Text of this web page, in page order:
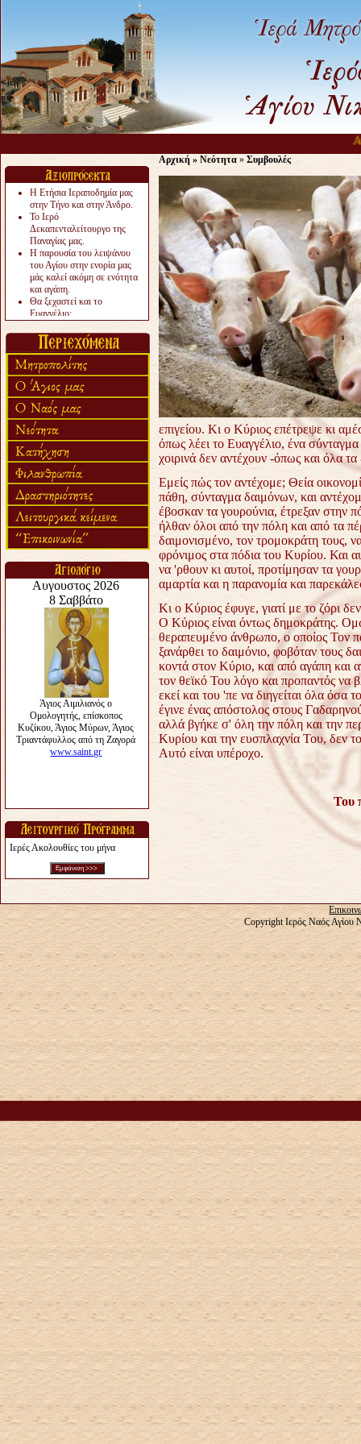
Η Ετήσια Ιεραποδημία μας
στην Τήνο και στην Άνδρο.
Το Ιερό
Δεκαπενταλείτουργο της
Παναγίας μας.
Η παρουσία του λειψάνου
του Αγίου στην ενορία μας
μάς καλεί ακόμη σε ενότητα
και αγάπη.
Θα ξεχαστεί και το
Ευαγγέλιο;
«πολύ αργά».
Ζητείται....
Ιερές Ακολουθίες του μήνα
Αρχική » Νεότητα » Συμβουλές
επιγείου. Κι ο Κύριος επέτρεψε κι
όπως λέει το Ευαγγέλιο, ένα
χοιρινά δεν αντέχουν -όπως και όλα
Εμείς πώς τον αντέχομε; Θεία
πάθη, σύνταγμα δαιμόνων, και
έβοσκαν τα γουρούνια, έτρεξαν στην
ήλθαν όλοι από την πόλη και από τα
δαιμονισμένο, τον τρομοκράτη τους,
φρόνιμος στα πόδια του Κυρίου. Και
να 'ρθουν κι αυτοί, προτίμησαν τα
αμαρτία και η παρανομία και
Κι ο Κύριος έφυγε, γιατί με το ζόρι
Ο Κύριος είναι όντως δημοκράτης.
θεραπευμένο άνθρωπο, ο οποίος Τον
ξανάρθει το δαιμόνιο, φοβόταν τους
κοντά στον Κύριο, και από αγάπη και
τον θεϊκό Του λόγο και προπαντός
εκεί και του 'πε να διηγείται όλα όσα
έγινε ένας απόστολος στους
αλλά βγήκε σ' όλη την πόλη και την
Κυρίου και την ευσπλαχνία Του, δεν
Αυτό είναι υπέροχο.
Του
Copyright Ιερός Ναός Αγίου